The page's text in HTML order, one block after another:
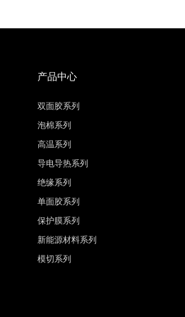
产品中心
双面胶系列
泡棉系列
高温系列
导电导热系列
绝缘系列
单面胶系列
保护膜系列
新能源材料系列
模切系列